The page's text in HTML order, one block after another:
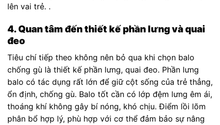
lên vai trẻ. .
4. Quan tâm đến thiết kế phần lưng và quai
đeo
Tiêu chí tiếp theo không nên bỏ qua khi chọn balo
chống gù là thiết kế phần lưng, quai đeo. Phần lưng
balo có tác dụng rất lớn để giữ cột sống của trẻ thẳng,
ổn định, chống gù. Balo tốt cần có lớp đệm lưng êm ái,
thoáng khí không gây bí nóng, khó chịu. Điểm lồi lõm
phân bổ hợp lý, phù hợp với cơ thể đảm bảo sự nâng